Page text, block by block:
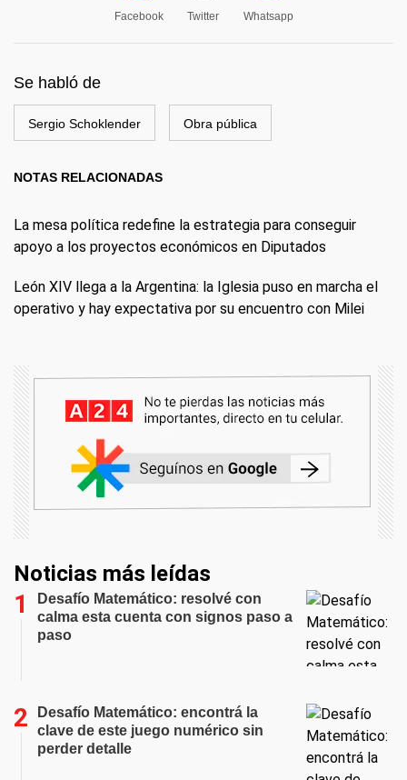
Facebook Twitter Whatsapp
Se habló de
Sergio Schoklender Obra pública
NOTAS RELACIONADAS
La mesa política redefine la estrategia para conseguir
apoyo a los proyectos económicos en Diputados
León XIV llega a la Argentina: la Iglesia puso en marcha el
operativo y hay expectativa por su encuentro con Milei
Noticias más leídas
Desafío Matemático: resolvé con
calma esta cuenta con signos paso a
paso
Desafío Matemático: encontrá la
clave de este juego numérico sin
perder detalle